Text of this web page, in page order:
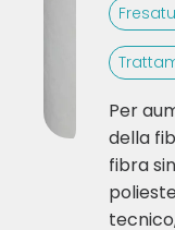
Per
della
fibra